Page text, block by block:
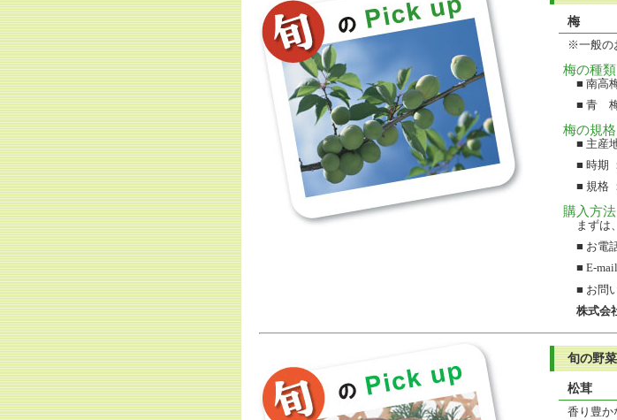
梅
※一般の
梅の種類
■ 南高
■ 青 梅
梅の規格
■ 主産
■ 時期
■ 規格
購入方法
まずは
■ お電
■ E-
■ お問
株式会
旬の野
松茸
香り豊か